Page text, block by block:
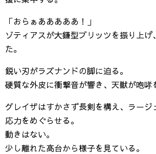
「おらぁあああああ！」
ゾティアスが大鎌型ブリッツを振り上げ
た。
鋭い刃がラズナンドの脚に迫る。
硬質な外皮に衝撃音が響き、天獣が咆哮
グレイザはすかさず長剣を構え、ラージ
応力をめぐらせる。
動きはない。
少し離れた高台から様子を見ている。